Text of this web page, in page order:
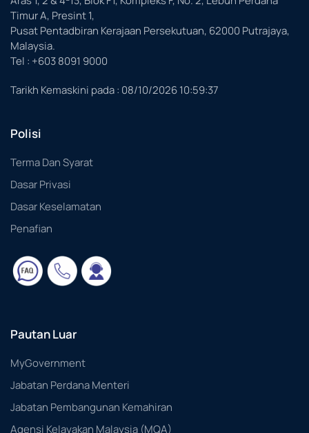
Timur A, Presint 1,
Pusat Pentadbiran Kerajaan Persekutuan, 62000 Putrajaya,
Malaysia.
Tel : +603 8091 9000
Tarikh Kemaskini pada : 08/10/2026 10:59:37
Polisi
Terma Dan Syarat
Dasar Privasi
Dasar Keselamatan
Penafian
Pautan Luar
MyGovernment
Jabatan Perdana Menteri
Jabatan Pembangunan Kemahiran
Agensi Kelayakan Malaysia (MQA)